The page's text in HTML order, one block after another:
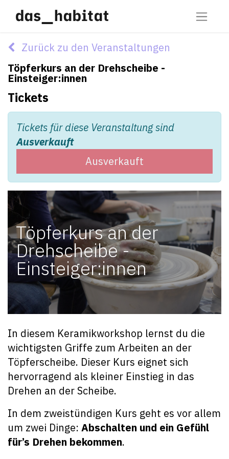
Zurück zu den Veranstaltungen
Töpferkurs an der Drehscheibe -
Einsteiger:innen
Tickets
Tickets für diese Veranstaltung sind
Ausverkauft
Ausverkauft
Töpferkurs an der
Drehscheibe -
Einsteiger:innen
In diesem Keramikworkshop lernst du die
wichtigsten Griffe zum Arbeiten an der
Töpferscheibe. Dieser Kurs eignet sich
hervorragend als kleiner Einstieg in das
Drehen an der Scheibe.
In dem zweistündigen Kurs geht es vor allem
um zwei Dinge: Abschalten und ein Gefühl
für’s Drehen bekommen.